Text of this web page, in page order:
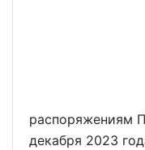
распоряжениям
декабря 2023